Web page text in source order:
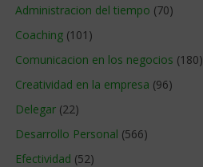
Administracion del tiempo (70)
Coaching (101)
Comunicacion en los negocios (180)
Creatividad en la empresa (96)
Delegar (22)
Desarrollo Personal (566)
Efectividad (52)